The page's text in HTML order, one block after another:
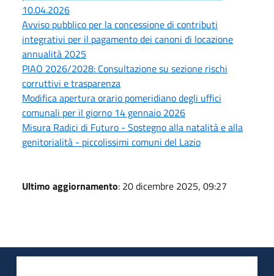
10.04.2026
Avviso pubblico per la concessione di contributi
integrativi per il pagamento dei canoni di locazione
annualità 2025
PIAO 2026/2028: Consultazione su sezione rischi
corruttivi e trasparenza
Modifica apertura orario pomeridiano degli uffici
comunali per il giorno 14 gennaio 2026
Misura Radici di Futuro - Sostegno alla natalità e alla
genitorialità - piccolissimi comuni del Lazio
Ultimo aggiornamento: 20 dicembre 2025, 09:27